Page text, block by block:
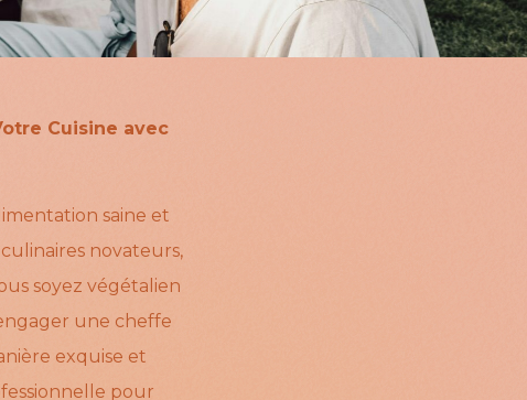
Cuisine avec
saine et
novateurs,
soyez végétalien
une cheffe
exquise et
pour